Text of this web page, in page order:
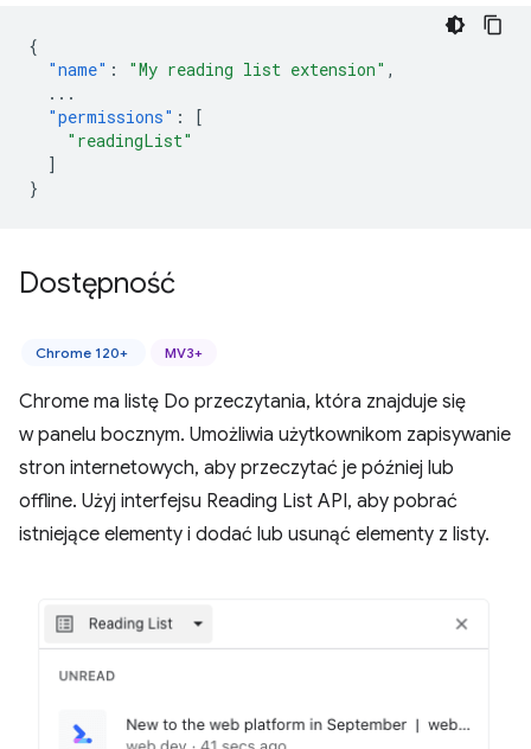
{
"name" : "My reading list extension" ,
...
"permissions" :
[
"readingList"
]
}
Dostępność
Chrome 120+ MV3+
Chrome ma listę Do przeczytania, która znajduje się
w panelu bocznym. Umożliwia użytkownikom zapisywanie
stron internetowych, aby przeczytać je później lub
offline. Użyj interfejsu Reading List API, aby pobrać
istniejące elementy i dodać lub usunąć elementy z listy.